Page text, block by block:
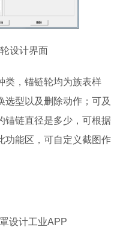
设计界面
类，锚链轮均为族表样
选型以及删除动作；可及
锚链直径是多少，可根据
功能区，可自定义截图作
设计工业APP